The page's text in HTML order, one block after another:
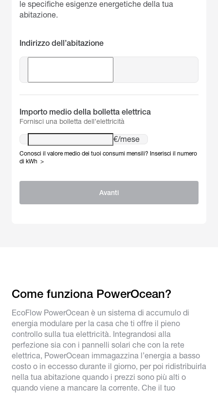
le specifiche esigenze energetiche della tua
abitazione.
Indirizzo dell’abitazione
Importo medio della bolletta elettrica
Fornisci una bolletta dell’elettricità
€/mese
Conosci il valore medio dei tuoi consumi mensili? Inserisci il numero
di kWh >
Avanti
Come funziona PowerOcean?
EcoFlow PowerOcean è un sistema di accumulo di
energia modulare per la casa che ti offre il pieno
controllo sulla tua elettricità. Integrandosi alla
perfezione sia con i pannelli solari che con la rete
elettrica, PowerOcean immagazzina l’energia a basso
costo o in eccesso durante il giorno, per poi ridistribuirla
nella tua abitazione quando i prezzi sono più alti o
quando viene a mancare la corrente. Che il tuo